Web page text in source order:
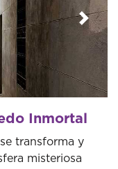
Inmortal
transforma y
misteriosa